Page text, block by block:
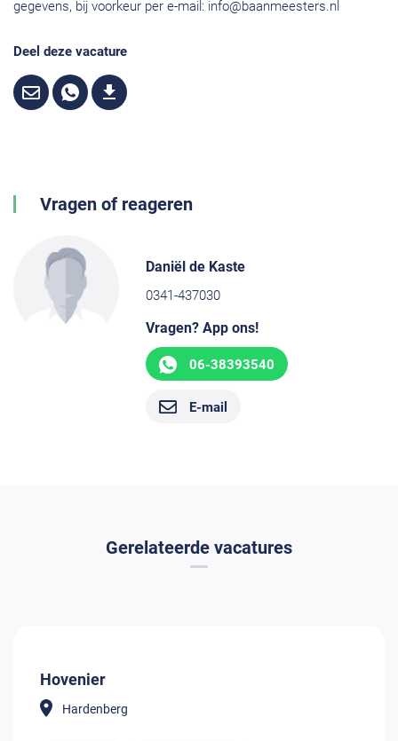
gegevens, bij voorkeur per e-mail: info@baanmeesters.nl
Deel deze vacature
Vragen of reageren
Daniël de Kaste
0341-437030
Vragen? App ons!
06-38393540
E-mail
Gerelateerde vacatures
Hovenier
Hardenberg